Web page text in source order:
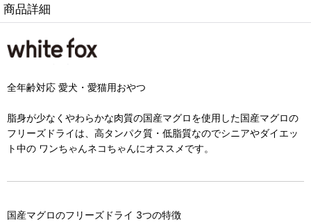
商品詳細
全年齢対応 愛犬・愛猫用おやつ
脂身が少なくやわらかな肉質の国産マグロを使用した国産マグロの
フリーズドライは、高タンパク質・低脂質なのでシニアやダイエッ
ト中の ワンちゃんネコちゃんにオススメです。
国産マグロのフリーズドライ 3つの特徴